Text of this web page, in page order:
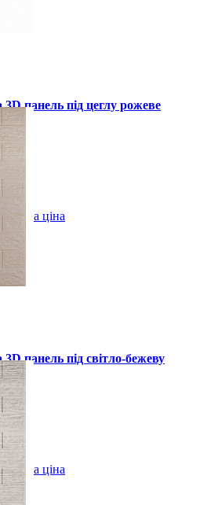
панель під цеглу рожеве
мм
Оптова ціна
панель під світло-бежеву
Оптова ціна